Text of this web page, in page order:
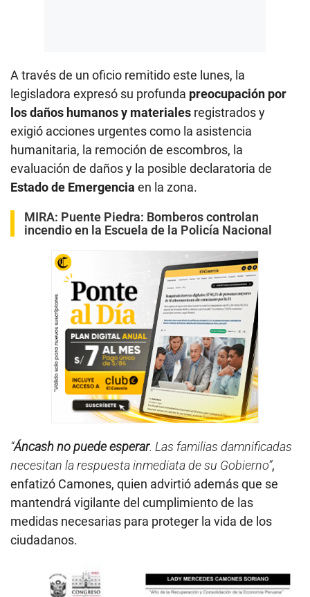
A través de un oficio remitido este lunes, la
legisladora expresó su profunda preocupación por
los daños humanos y materiales registrados y
exigió acciones urgentes como la asistencia
humanitaria, la remoción de escombros, la
evaluación de daños y la posible declaratoria de
Estado de Emergencia en la zona.
MIRA: Puente Piedra: Bomberos controlan
incendio en la Escuela de la Policía Nacional
“Áncash no puede esperar. Las familias damnificadas
necesitan la respuesta inmediata de su Gobierno”,
enfatizó Camones, quien advirtió además que se
mantendrá vigilante del cumplimiento de las
medidas necesarias para proteger la vida de los
ciudadanos.